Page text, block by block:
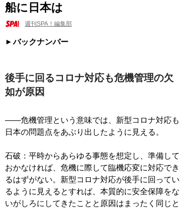
船に日本は
週刊SPA！編集部
バックナンバー
後手に回るコロナ対応も危機管理の欠
如が原因
――危機管理という意味では、新型コロナ対応も
日本の問題点をあぶり出したように見える。
石破：平時からあらゆる事態を想定し、準備して
おかなければ、危機に際して臨機応変に対応でき
るはずがない。新型コロナ対応が後手に回ってい
るように見えるとすれば、本質的に安全保障をな
いがしろにしてきたことと原因はまったく同じと